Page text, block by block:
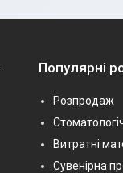
Популярні
Розпродаж
Витратні
Сувенірна